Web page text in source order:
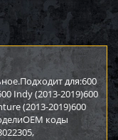
для:600
Indy (2013-2019)600
(2013-2019)600
коды